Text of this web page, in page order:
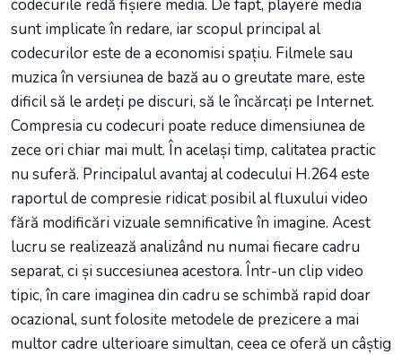
codecurile redă fișiere media. De fapt, playere media
sunt implicate în redare, iar scopul principal al
codecurilor este de a economisi spațiu. Filmele sau
muzica în versiunea de bază au o greutate mare, este
dificil să le ardeți pe discuri, să le încărcați pe Internet.
Compresia cu codecuri poate reduce dimensiunea de
zece ori chiar mai mult. În același timp, calitatea practic
nu suferă. Principalul avantaj al codecului H.264 este
raportul de compresie ridicat posibil al fluxului video
fără modificări vizuale semnificative în imagine. Acest
lucru se realizează analizând nu numai fiecare cadru
separat, ci și succesiunea acestora. Într-un clip video
tipic, în care imaginea din cadru se schimbă rapid doar
ocazional, sunt folosite metodele de prezicere a mai
multor cadre ulterioare simultan, ceea ce oferă un câștig